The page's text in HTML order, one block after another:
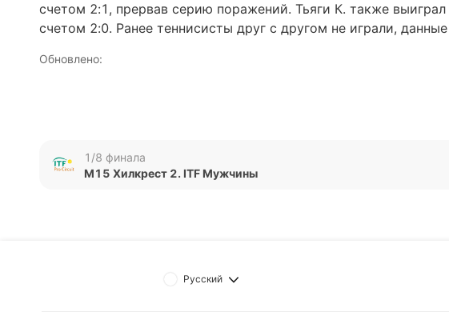
счетом 2:1, прервав серию поражений. Тьяги К. также
счетом 2:0. Ранее теннисисты друг с другом не играли,
Обновлено:
1/8 финала
M15 Хилкрест 2. ITF Мужчины
Русский